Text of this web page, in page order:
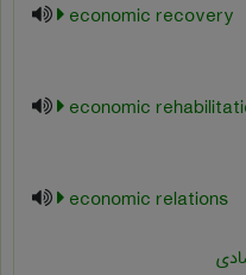
economic recovery
economic
economic relations